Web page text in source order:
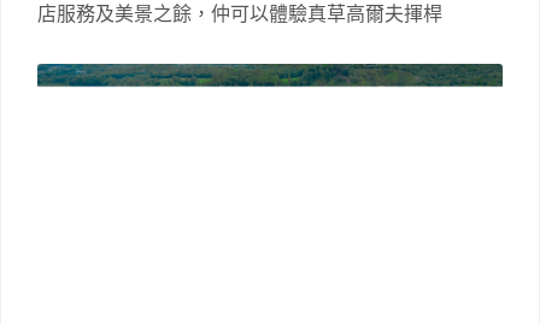
店服務及美景之餘，仲可以體驗真草高爾夫揮桿